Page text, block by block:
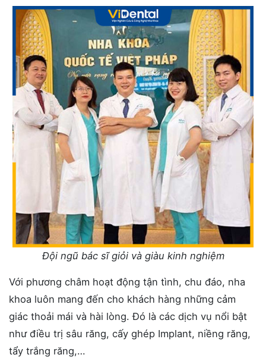
Đội ngũ bác sĩ giỏi và giàu kinh nghiệm
Với phương châm hoạt động tận tình, chu đáo, nha
khoa luôn mang đến cho khách hàng những cảm
giác thoải mái và hài lòng. Đó là các dịch vụ nổi bật
như điều trị sâu răng, cấy ghép Implant, niềng răng,
tẩy trắng răng,…